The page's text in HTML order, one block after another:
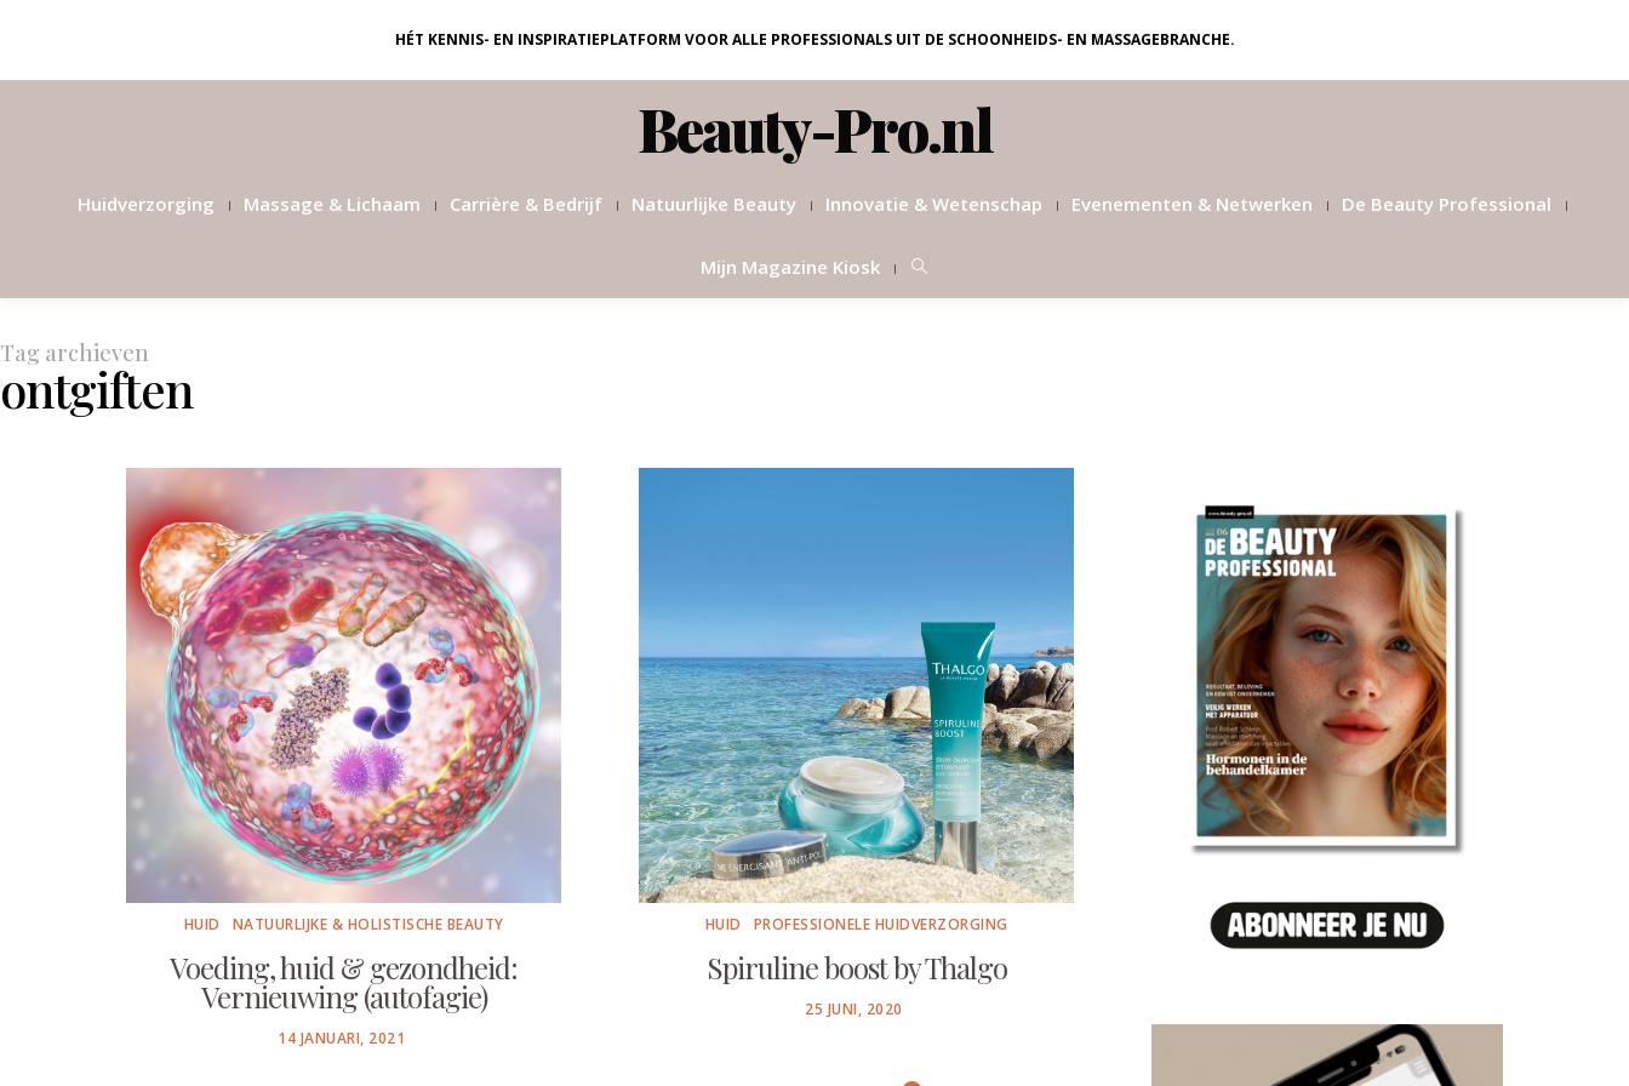
HÉT KENNIS- EN INSPIRATIEPLATFORM VOOR ALLE PROFESSIONALS UIT DE SCHOONHEIDS- EN MASSAGEBRANCHE.
Beauty-Pro.nl
Huidverzorging Massage & Lichaam Carrière & Bedrijf Natuurlijke Beauty Innovatie & Wetenschap Evenementen & Netwerken De Beauty Professional
Mijn Magazine Kiosk
Tag archieven
ontgiften
HUID NATUURLIJKE & HOLISTISCHE BEAUTY
Voeding, huid & gezondheid:
Vernieuwing (autofagie)
POSTED
14 JANUARI, 2021
HUID PROFESSIONELE HUIDVERZORGING
Spiruline boost by Thalgo
POSTED
25 JUNI, 2020